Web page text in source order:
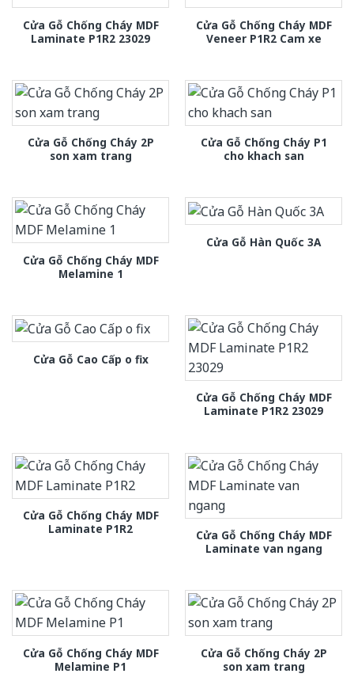
Cửa Gỗ Chống Cháy MDF
Laminate P1R2 23029
Cửa Gỗ Chống Cháy MDF
Veneer P1R2 Cam xe
Cửa Gỗ Chống Cháy 2P
son xam trang
Cửa Gỗ Chống Cháy P1
cho khach san
Cửa Gỗ Chống Cháy MDF
Melamine 1
Cửa Gỗ Hàn Quốc 3A
Cửa Gỗ Cao Cấp o fix
Cửa Gỗ Chống Cháy MDF
Laminate P1R2 23029
Cửa Gỗ Chống Cháy MDF
Laminate P1R2
Cửa Gỗ Chống Cháy MDF
Laminate van ngang
Cửa Gỗ Chống Cháy MDF
Melamine P1
Cửa Gỗ Chống Cháy 2P
son xam trang